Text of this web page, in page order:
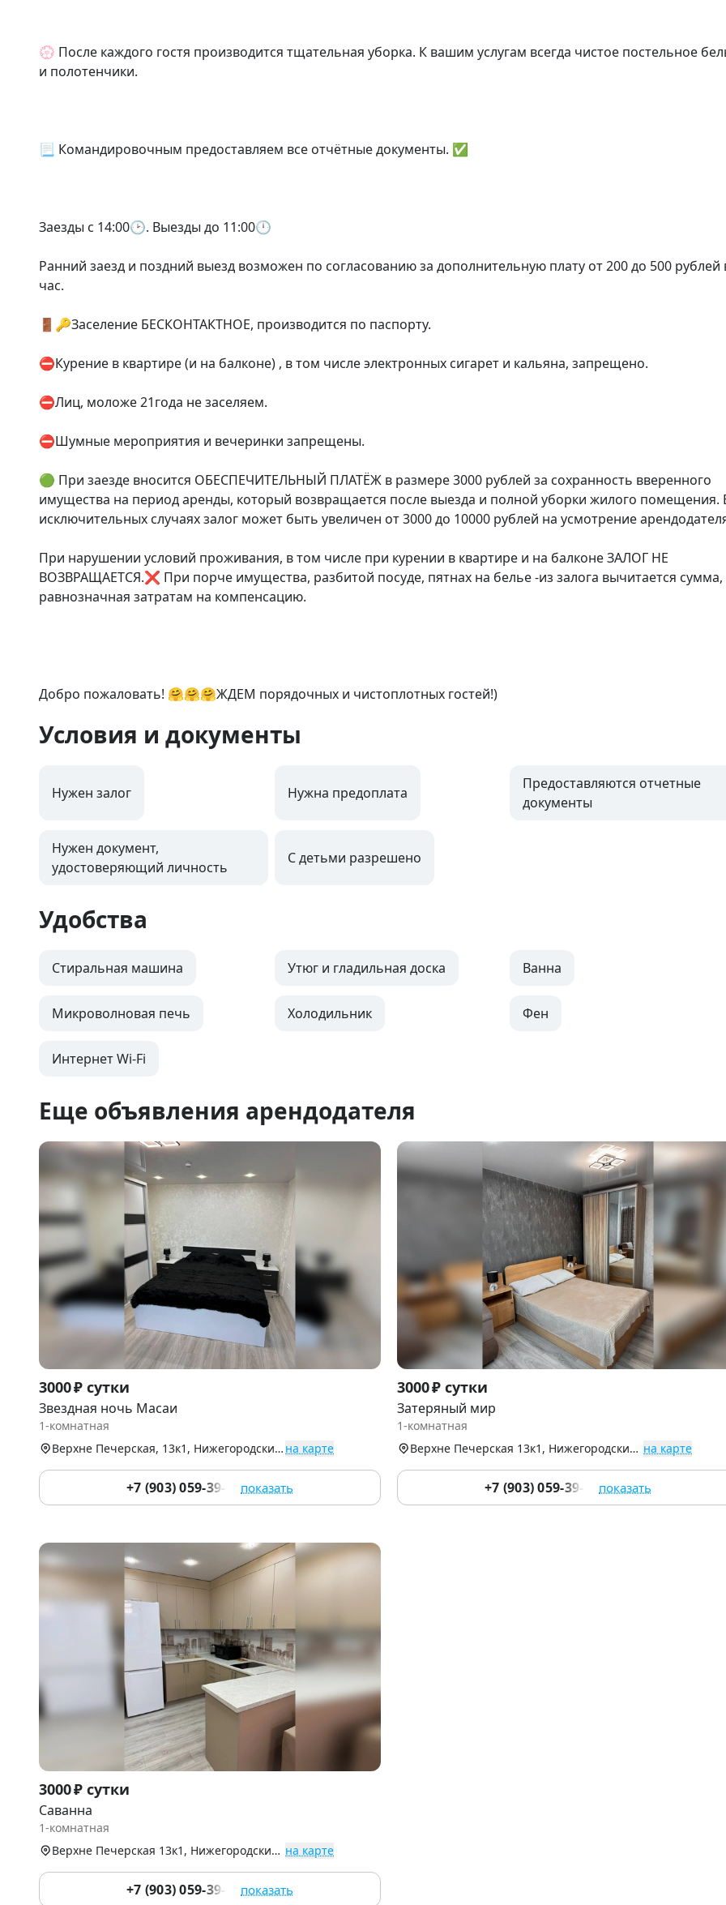
💮 После каждого гостя производится тщательная уборка. К вашим услугам всегда чистое постельное
и полотенчики.
📃 Командировочным предоставляем все отчётные документы. ✅
Заезды с 14:00🕑. Выезды до 11:00🕛
Ранний заезд и поздний выезд возможен по согласованию за дополнительную плату от 200 до 500 рублей
час.
🚪🔑Заселение БЕСКОНТАКТНОЕ, производится по паспорту.
⛔Курение в квартире (и на балконе) , в том числе электронных сигарет и кальяна, запрещено.
⛔Лиц, моложе 21года не заселяем.
⛔Шумные мероприятия и вечеринки запрещены.
🟢 ​При заезде вносится ОБЕСПЕЧИТЕЛЬНЫЙ ПЛАТЁЖ в размере 3000 рублей за сохранность вверенного
имущества на период аренды, который возвращается после выезда и полной уборки жилого помещения.
исключительных случаях залог может быть увеличен от 3000 до 10000 рублей на усмотрение
При нарушении условий проживания, в том числе при курении в квартире и на балконе ЗАЛОГ НЕ
ВОЗВРАЩАЕТСЯ.❌ При порче имущества, разбитой посуде, пятнах на белье -из залога вычитается сумма,
равнозначная затратам на компенсацию.
Добро пожаловать! 🤗🤗🤗ЖДЕМ порядочных и чистоплотных гостей!)
Условия и документы
Нужен залог Нужна предоплата
Предоставляются отчетные
документы
Нужен документ,
удостоверяющий личность
С детьми разрешено
Удобства
Стиральная машина Утюг и гладильная доска Ванна
Микроволновая печь Холодильник Фен
Интернет Wi-Fi
Еще объявления арендодателя
Item
1
of
3000 ₽ сутки
Звездная ночь Масаи
1-комнатная
Верхне Печерская, 13к1, Нижегородский р-н на карте
+7 (903) 059-39-51 показать
Item
1
of
3000 ₽ сутки
Затеряный мир
1-комнатная
Верхне Печерская 13к1, Нижегородский р-н на карте
+7 (903) 059-39-51 показать
Item
1
of
9
3000 ₽ сутки
Саванна
1-комнатная
Верхне Печерская 13к1, Нижегородский р-н на карте
+7 (903) 059-39-51 показать